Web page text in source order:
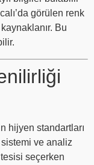
görülen renk
Bu
hijyen standartları
ve analiz
seçerken